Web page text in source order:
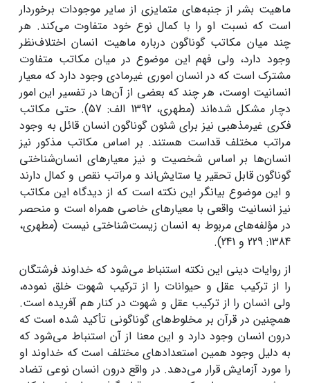
ماهیت بشر از جنبه‌های متمایزی از سایر موجودات برخوردار
است که نسبت او را با کمال نوع خود متفاوت می‌کند. هر
چند میان مکاتب گوناگون درباره ماهیت انسان اختلاف‌نظر
وجود دارد، ولی فهم این موضوع در میان مکاتب متفاوت
مشترک است که در انسان اموری غیرمادی وجود دارد که معیار
انسانیت اوست، هر چند که بعضی از آن‌ها در تفسیر این امور
دچار مشکل شده‌اند (مطهری، 1392 الف: 57). حتی مکاتب
فکری غیرمذهبی نیز برای شئون گوناگون انسان قائل به وجود
مراتب مختلف قداست هستند. بر اساس مکاتب مذکور نیز
انسان‌ها بر اساس شخصیت و نیز معیارهای انسان‌شناختی
گوناگون قابل تحقیر یا ستایش‌اند و مراتب نقص و کمال دارند
و این موضوع بیانگر این نکته است که از دیدگاه این مکاتب
نیز انسانیت واقعی با معیارهای خاصی همراه است و منحصر
در مؤلفه‌های مربوط به انسان زیست‌شناختی نیست (مطهری،
1384: 229 و 241).
از روایات دینی این نکته استنباط می‌شود که خداوند فرشتگان
را از ترکیب عقل و حیوانات را از ترکیب شهوت خلق نموده،
ولی انسان را از ترکیب عقل و شهوت در کنار هم آفریده است.
همچنین در قرآن بر مخلوط‌های گوناگونی تأکید شده است که
درون انسان وجود دارد و این معنا از آن استنباط می‌شود که
به دلیل وجود همین استعدادهای مختلف است که خداوند او
را مورد آزمایش قرار می‌دهد. در واقع درون انسان نوعی تضاد